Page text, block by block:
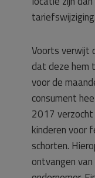
tariefswijziging.
Voorts verwijt
dat deze hem
voor de
consument
2017
kinderen voor
schorten.
ontvangen